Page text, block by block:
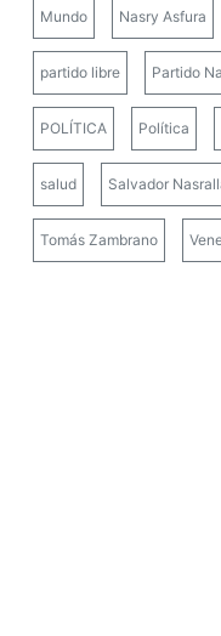
Mundo Nasry Asfura
partido libre Partido
POLÍTICA Política
salud Salvador
Tomás Zambrano